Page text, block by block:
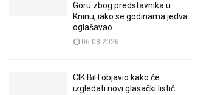
Goru zbog predstavnika u
Kninu, iako se godinama jedva
oglašavao
06.08.2026
CIK BiH objavio kako će
izgledati novi glasački listić